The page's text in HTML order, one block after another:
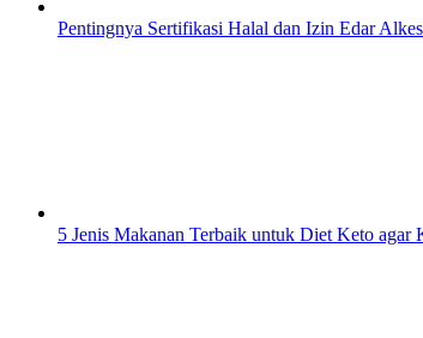
Pentingnya Sertifikasi Halal dan Izin Edar
5 Jenis Makanan Terbaik untuk Diet Keto agar